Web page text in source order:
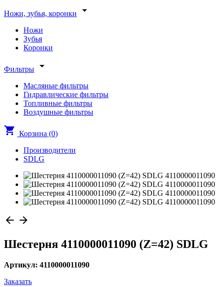
Ножи, зубья, коронки arrow_drop_down
Ножи
Зубья
Коронки
Фильтры arrow_drop_down
Масляные фильтры
Гидравлические фильтры
Топливные фильтры
Воздушные фильтры
shopping_cart Корзина (0)
Производители
SDLG
arrow_back arrow_forward
Шестерня 4110000011090 (Z=42) SDLG
Артикул: 4110000011090
Заказать